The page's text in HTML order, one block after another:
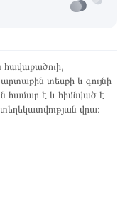
հավաքածուի,
տեսքի և գույնի
համար է և հիմնված է
վրա։